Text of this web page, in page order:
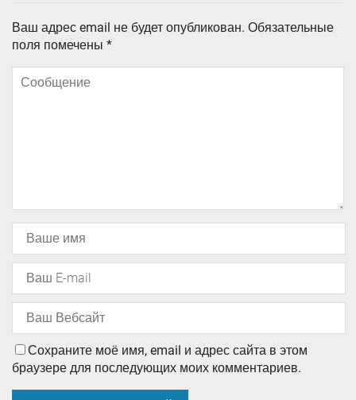
Ваш адрес email не будет опубликован. Обязательные
поля помечены *
Сохраните моё имя, email и адрес сайта в этом
браузере для последующих моих комментариев.